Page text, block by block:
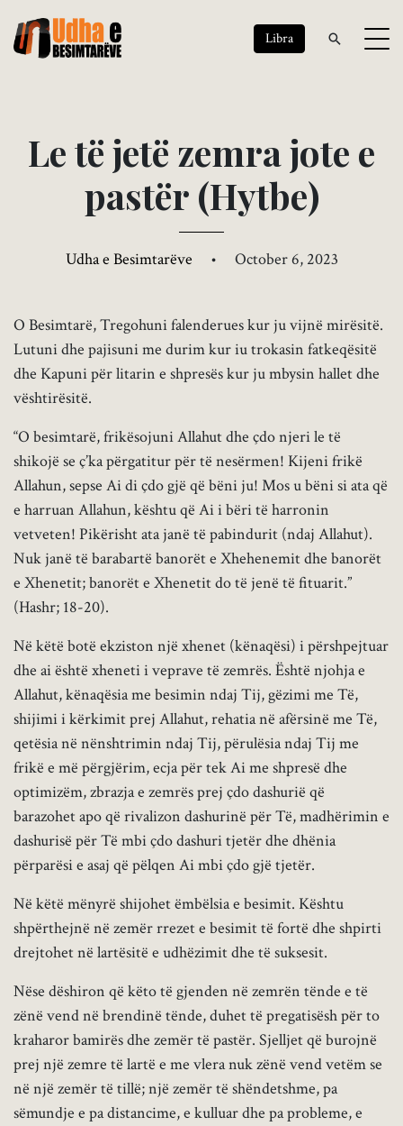
Libra
Letëjetë zemrajote e
pastër (Hytbe)
Udha e Besimtarëve • October 6, 2023
O Besimtarë, Tregohuni falenderues kur ju vijnë mirësitë.
Lutuni dhe pajisuni me durim kur iu trokasin fatkeqësitë
dhe Kapuni për litarin e shpresës kur ju mbysin hallet dhe
vështirësitë.
“O besimtarë, frikësojuni Allahut dhe çdo njeri le të
shikojë se ç’ka përgatitur për të nesërmen! Kijeni frikë
Allahun, sepse Ai di çdo gjë që bëni ju! Mos u bëni si ata që
e harruan Allahun, kështu që Ai i bëri të harronin
vetveten! Pikërisht ata janë të pabindurit (ndaj Allahut).
Nuk janë të barabartë banorët e Xhehenemit dhe banorët
e Xhenetit; banorët e Xhenetit do të jenë të fituarit.”
(Hashr; 18-20).
Në këtë botë ekziston një xhenet (kënaqësi) i përshpejtuar
dhe ai është xheneti i veprave të zemrës. Është njohja e
Allahut, kënaqësia me besimin ndaj Tij, gëzimi me Të,
shijimi i kërkimit prej Allahut, rehatia në afërsinë me Të,
qetësia në nënshtrimin ndaj Tij, përulësia ndaj Tij me
frikë e më përgjërim, ecja për tek Ai me shpresë dhe
optimizëm, zbrazja e zemrës prej çdo dashurië që
barazohet apo që rivalizon dashurinë për Të, madhërimin e
dashurisë për Të mbi çdo dashuri tjetër dhe dhënia
përparësi e asaj që pëlqen Ai mbi çdo gjë tjetër.
Në këtë mënyrë shijohet ëmbëlsia e besimit. Kështu
shpërthejnë në zemër rrezet e besimit të fortë dhe shpirti
drejtohet në lartësitë e udhëzimit dhe të suksesit.
Nëse dëshiron që këto të gjenden në zemrën tënde e të
zënë vend në brendinë tënde, duhet të pregatisësh për to
kraharor bamirës dhe zemër të pastër. Sjelljet që burojnë
prej një zemre të lartë e me vlera nuk zënë vend vetëm se
në një zemër të tillë; një zemër të shëndetshme, pa
sëmundje e pa distancime, e kulluar dhe pa probleme, e